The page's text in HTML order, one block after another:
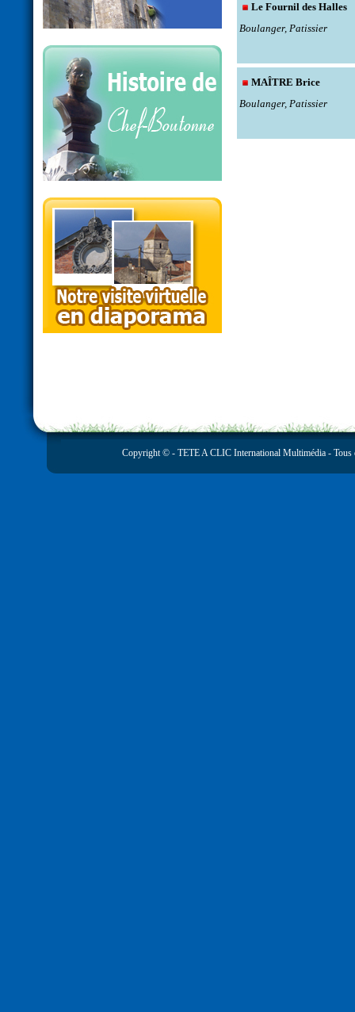
Le Fournil des Halles
Boulanger, Patissier
MAÎTRE Brice
Boulanger, Patissier
Copyright © - TETE A CLIC International Multimédia - Tous